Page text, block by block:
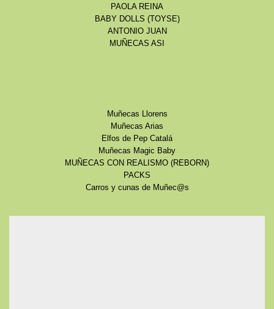
PAOLA REINA
BABY DOLLS (TOYSE)
ANTONIO JUAN
MUÑECAS ASI
Muñecas Llorens
Muñecas Arias
Elfos de Pep Catalá
Muñecas Magic Baby
MUÑECAS CON REALISMO (REBORN)
PACKS
Carros y cunas de Muñec@s